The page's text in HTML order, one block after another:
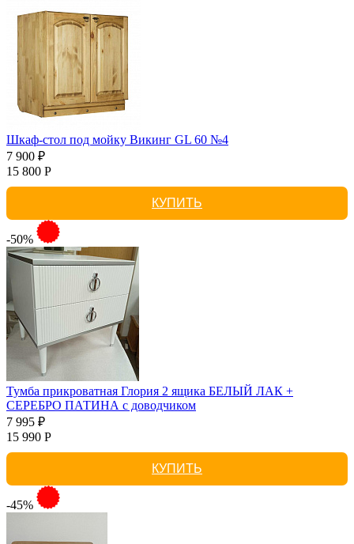
Шкаф-стол под мойку Викинг GL 60 №4
7 900 ₽
15 800 Р
КУПИТЬ
-50%
Тумба прикроватная Глория 2 ящика БЕЛЫЙ ЛАК +
СЕРЕБРО ПАТИНА с доводчиком
7 995 ₽
15 990 Р
КУПИТЬ
-45%